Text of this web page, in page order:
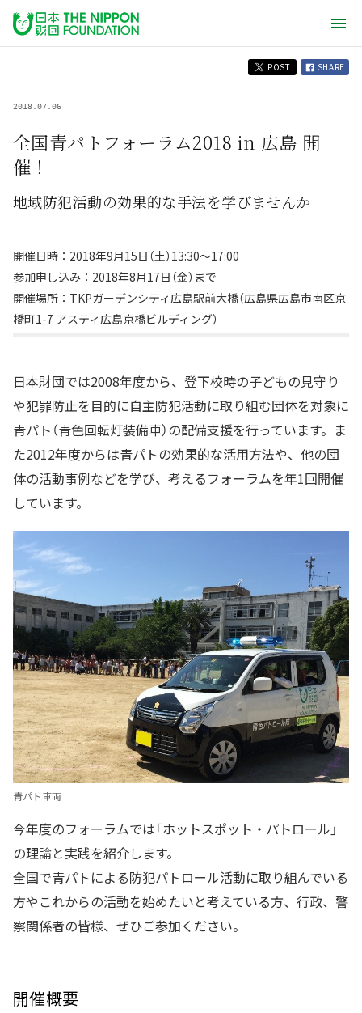
POST SHARE
2018.07.06
全国青パトフォーラム2018 in 広島 開
催！
地域防犯活動の効果的な手法を学びませんか
開催日時：2018年9月15日（土）13:30～17:00
参加申し込み：2018年8月17日（金）まで
開催場所：TKPガーデンシティ広島駅前大橋（広島県広島市南区京
橋町1-7 アスティ広島京橋ビルディング）
日本財団では2008年度から、登下校時の子どもの見守り
や犯罪防止を目的に自主防犯活動に取り組む団体を対象に
青パト（青色回転灯装備車）の配備支援を行っています。ま
た2012年度からは青パトの効果的な活用方法や、他の団
体の活動事例などを学び、考えるフォーラムを年1回開催
しています。
青パト車両
今年度のフォーラムでは「ホットスポット・パトロール」
の理論と実践を紹介します。
全国で青パトによる防犯パトロール活動に取り組んでいる
方やこれからの活動を始めたいと考えている方、行政、警
察関係者の皆様、ぜひご参加ください。
開催概要